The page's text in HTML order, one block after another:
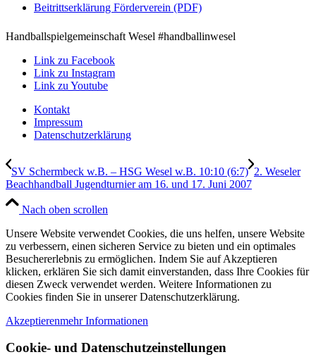
Beitrittserklärung Förderverein (PDF)
Handballspielgemeinschaft Wesel #handballinwesel
Link zu Facebook
Link zu Instagram
Link zu Youtube
Kontakt
Impressum
Datenschutzerklärung
SV Schermbeck w.B. – HSG Wesel w.B. 10:10 (6:7) 2. Weseler
Beachhandball Jugendturnier am 16. und 17. Juni 2007
Nach oben scrollen
Unsere Website verwendet Cookies, die uns helfen, unsere Website
zu verbessern, einen sicheren Service zu bieten und ein optimales
Besuchererlebnis zu ermöglichen. Indem Sie auf Akzeptieren
klicken, erklären Sie sich damit einverstanden, dass Ihre Cookies für
diesen Zweck verwendet werden. Weitere Informationen zu
Cookies finden Sie in unserer Datenschutzerklärung.
Akzeptierenmehr Informationen
Cookie- und Datenschutzeinstellungen